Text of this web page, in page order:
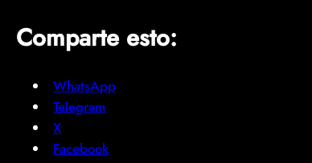
Comparte esto:
WhatsApp
Telegram
X
Facebook